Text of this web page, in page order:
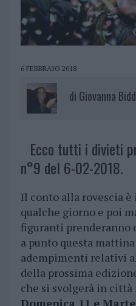
6 FEBBRAIO 2018
di Giovanna
Ecco tutti i divieti
n°9 del 6-02-2018.
Il conto alla rovescia
qualche giorno e poi
figuranti prenderanno
a punto questa
adempimenti relativi
della prossima
che si svolgerà in